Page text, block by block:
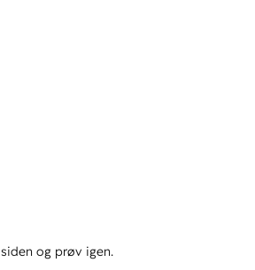
og prøv igen.